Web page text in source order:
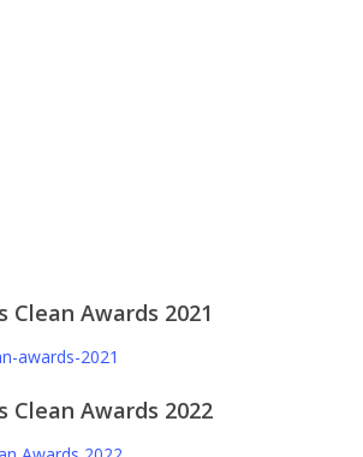
Clean Awards 2021
Clean Awards 2022